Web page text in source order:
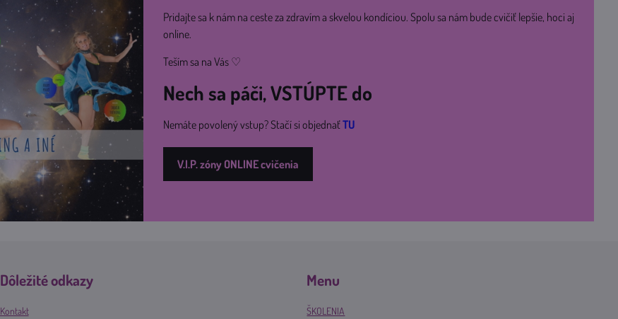
Pridajte sa k nám na ceste za zdravím a skvelou kondíciou. Spolu sa nám bude cvičiť lepšie, hoci aj
online.
Teším sa na Vás ♡
Nech sa páči, VSTÚPTE do
Nemáte povolený vstup? Stačí si objednaťTU
V.I.P. zóny ONLINE cvičenia
Dôležité odkazy
Kontakt
Menu
ŠKOLENIA